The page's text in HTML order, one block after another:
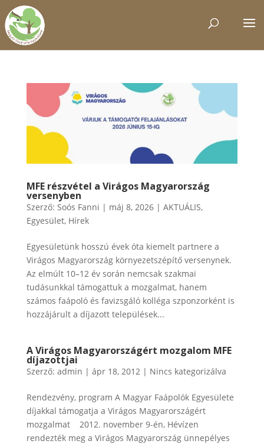
MFE részvétel a Virágos Magyarország
versenyben
Szerző: Soós Fanni | máj 8, 2026| AKTUÁLIS,
Egyesület, Hírek
Egyesületünk hosszú évek óta kiemelt partnere a
Virágos Magyarország környezetszépítő versenynek.
Az elmúlt 10–12 év során nemcsak szakmai
tudásunkkal támogattuk a mozgalmat, hanem
számos faápoló és favizsgáló kolléga szponzorként is
hozzájárult a díjazott települések...
A Virágos Magyarországért mozgalom MFE
díjazottjai
Szerző: admin | ápr 18, 2012 | Nincs kategorizálva
Rendezvény, program A Magyar Faápolók Egyesülete
díjakkal támogatja a Virágos Magyarországért
mozgalmat 2012. november 9-én, Hévízen
rendezték meg a Virágos Magyarország ünnepélyes